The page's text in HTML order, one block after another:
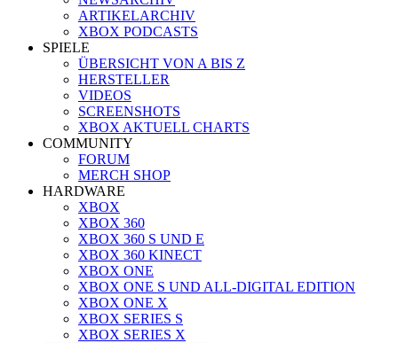
ARTIKELARCHIV
XBOX PODCASTS
SPIELE
ÜBERSICHT VON A BIS Z
HERSTELLER
VIDEOS
SCREENSHOTS
XBOX AKTUELL CHARTS
COMMUNITY
FORUM
MERCH SHOP
HARDWARE
XBOX
XBOX 360
XBOX 360 S UND E
XBOX 360 KINECT
XBOX ONE
XBOX ONE S UND ALL-DIGITAL EDITION
XBOX ONE X
XBOX SERIES S
XBOX SERIES X